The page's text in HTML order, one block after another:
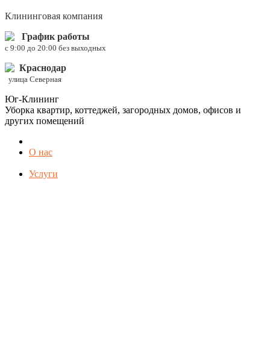
Клининговая компания
График работы
c 9:00 до 20:00 без выходных
Краснодар
улица Северная
Юг-Клининг
Уборка квартир, коттеджей, загородных домов, офисов и
других помещений
О нас
Услуги